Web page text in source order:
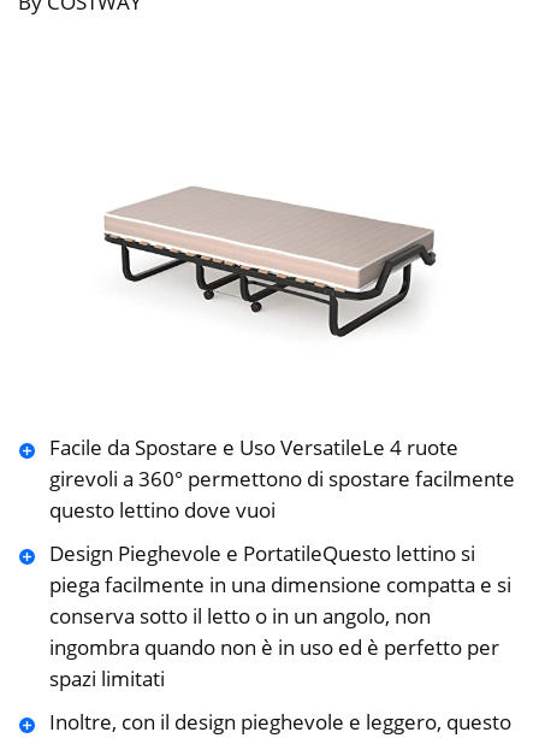
Facile da Spostare e Uso VersatileLe 4 ruote
girevoli a 360° permettono di spostare facilmente
questo lettino dove vuoi
Design Pieghevole e PortatileQuesto lettino si
piega facilmente in una dimensione compatta e si
conserva sotto il letto o in un angolo, non
ingombra quando non è in uso ed è perfetto per
spazi limitati
Inoltre, con il design pieghevole e leggero, questo